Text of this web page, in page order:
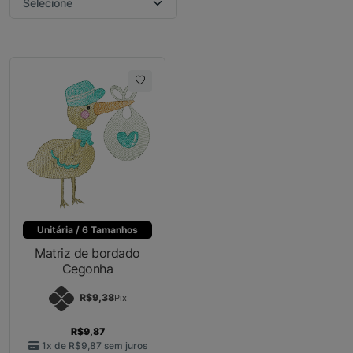
Unitária / 6 Tamanhos
Matriz de bordado
Cegonha
R$9,38Pix
R$9,87
1x de R$9,87 sem juros